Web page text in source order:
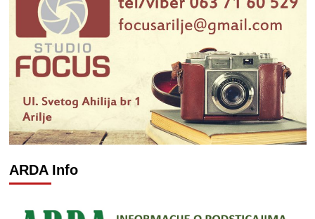
ARDA Info